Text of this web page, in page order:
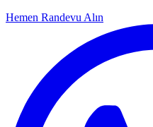
Hemen Randevu Alın